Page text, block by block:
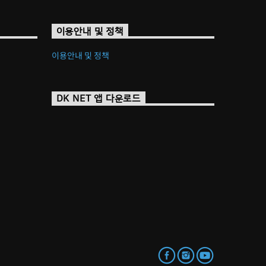
이용안내 및 정책
이용안내 및 정책
DK NET 앱 다운로드